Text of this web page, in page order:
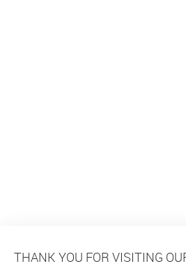
THANK YOU FOR VISITING